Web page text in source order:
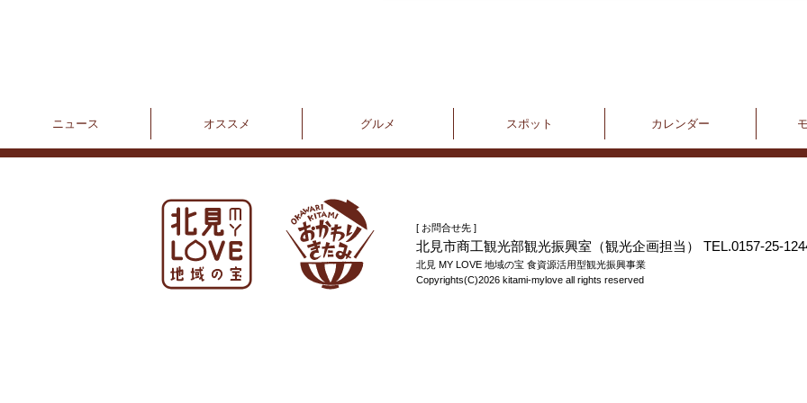
ニュース オススメ グルメ スポット カレンダー
[ お問合せ先 ]
北見市商工観光部観光振興室（観光企画担当） TEL.0157-25-
北見 MY LOVE 地域の宝 食資源活用型観光振興事業
Copyrights(C)2026 kitami-mylove all rights reserved